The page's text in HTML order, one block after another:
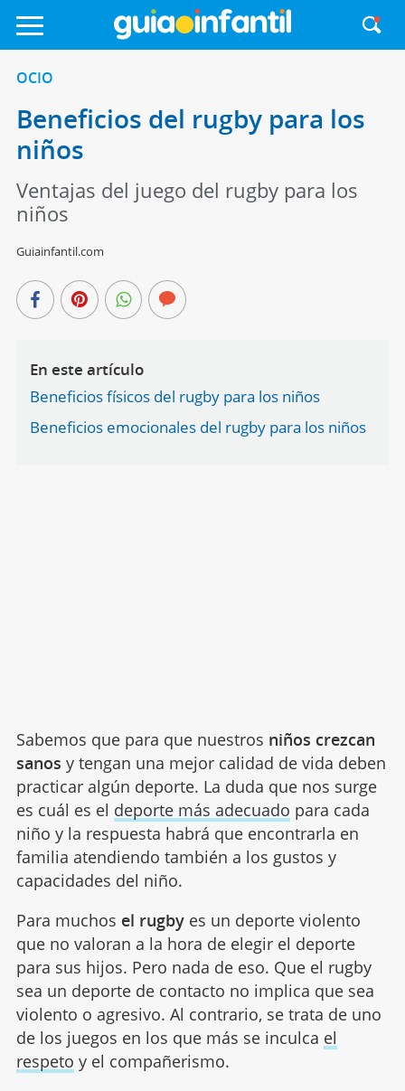
OCIO
Beneficios del rugby para los
niños
Ventajas del juego del rugby para los
niños
Guiainfantil.com
En este artículo
Beneficios físicos del rugby para los niños
Beneficios emocionales del rugby para los niños
Sabemos que para que nuestros niños crezcan
sanos y tengan una mejor calidad de vida deben
practicar algún deporte. La duda que nos surge
es cuál es el deporte más adecuado para cada
niño y la respuesta habrá que encontrarla en
familia atendiendo también a los gustos y
capacidades del niño.
Para muchos el rugbyes un deporte violento
que no valoran a la hora de elegir el deporte
para sus hijos. Pero nada de eso. Que el rugby
sea un deporte de contacto no implica que sea
violento o agresivo. Al contrario, se trata de uno
de los juegos en los que más se inculca el
respeto y el compañerismo.